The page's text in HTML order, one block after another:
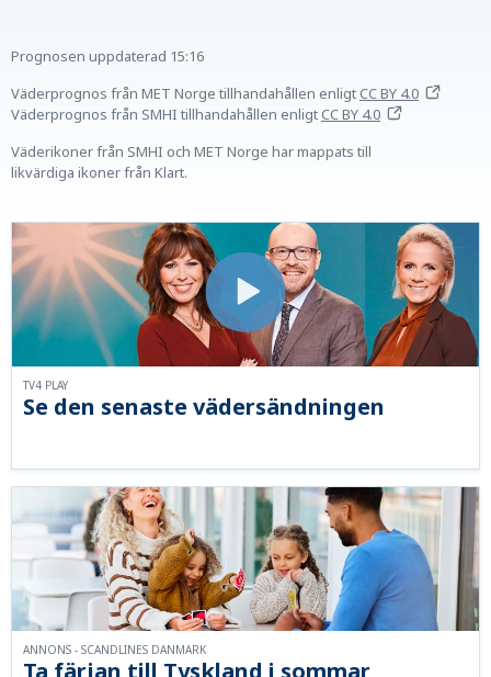
Prognosen uppdaterad 15:16
Väderprognos från MET Norge tillhandahållen enligtCC BY 4.0
Väderprognos från SMHI tillhandahållen enligtCC BY 4.0
Väderikoner från SMHI och MET Norge har mappats till
likvärdiga ikoner från Klart.
Se den senaste vädersändningen
TV4 PLAY
ANNONS - SCANDLINES DANMARK